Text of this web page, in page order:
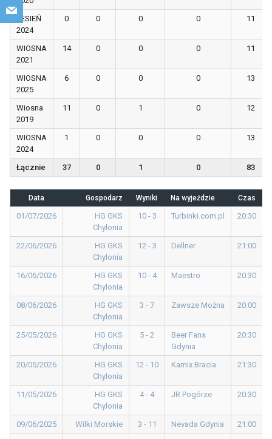
JESIEŃ
2024
0 0 0 0 11
WIOSNA
2021
14 0 0 0 11
WIOSNA
2025
6 0 0 0 13
Wiosna
2019
11 0 1 0 12
WIOSNA
2024
1 0 0 0 13
Łącznie 37 0 1 0 83
Data Gospodarz Wyniki Na wyjeździe Czas
01/07/2026
HG GKS
Chylonia
10 - 3 Turbinki.com.pl 20:30
22/06/2026
HG GKS
Chylonia
12 - 3 Dellner 21:00
16/06/2026
HG GKS
Chylonia
10 - 4 Maestro 20:30
08/06/2026
HG GKS
Chylonia
3 - 7 Zawsze Można 20:00
25/05/2026
HG GKS
Chylonia
5 - 2
Beer Fans
Gdynia
20:30
20/05/2026
HG GKS
Chylonia
12 - 10 Kamix Bracia 21:30
11/05/2026
HG GKS
Chylonia
4 - 4 JR Pogórze 20:30
09/06/2025 Wilki Morskie 3 - 11 Nevada Gdynia
21:00